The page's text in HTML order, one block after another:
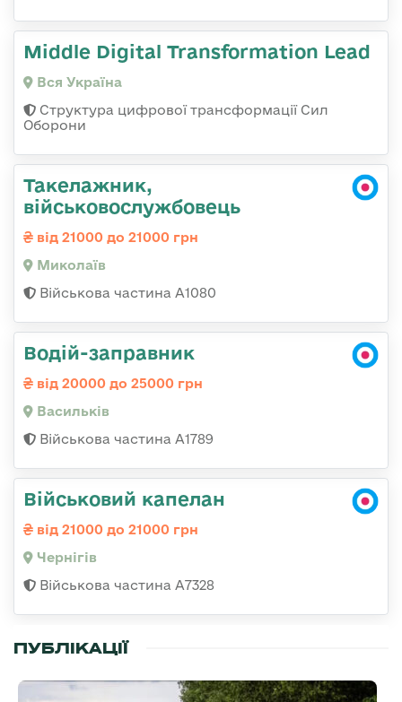
Middle Digital Transformation Lead
Вся Україна
Структура цифрової трансформації Сил
Оборони
Такелажник,
військовослужбовець
від 21000 до 21000 грн
Миколаїв
Військова частина А1080
Водій-заправник
від 20000 до 25000 грн
Васильків
Військова частина А1789
Військовий капелан
від 21000 до 21000 грн
Чернігів
Військова частина А7328
ПУБЛІКАЦІЇ